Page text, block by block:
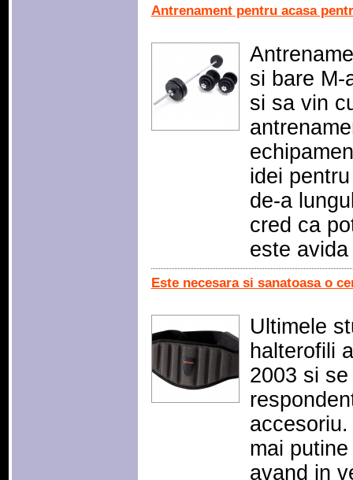
Antrenament pentru acasa
si bare M-
si sa vin
idei
de-a
cred ca
este
Este necesara si sanatoasa o
Ultimele
halterofili
2003 si
mai
avand in